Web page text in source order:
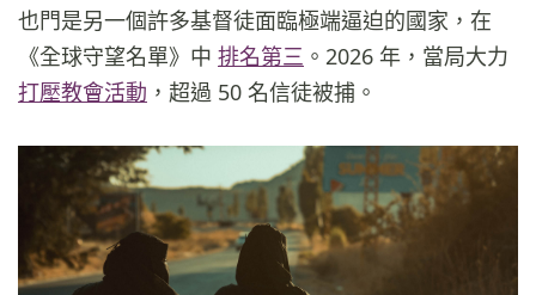
也門是另一個許多基督徒面臨極端逼迫的國家，在
《全球守望名單》中 排名第三 。2026 年，當局大力
打壓教會活動 ，超過 50 名信徒被捕。